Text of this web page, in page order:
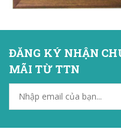
ĐĂNG KÝ NHẬN
MÃI TỪ TTN